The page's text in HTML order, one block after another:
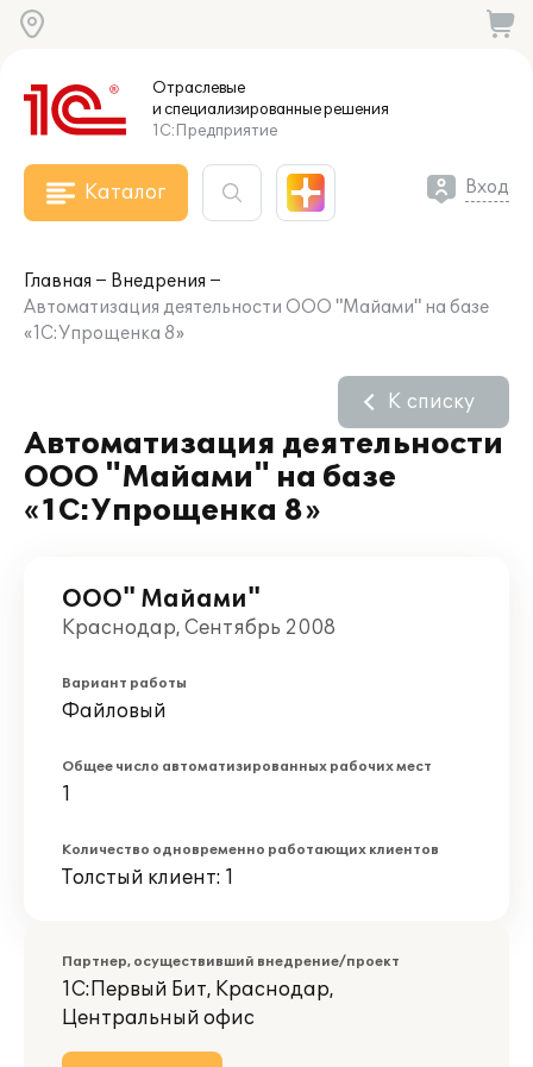
Отраслевые
и специализированныерешения
1С:Предприятие
Каталог Вход
Главная
Внедрения
Автоматизация деятельности ООО "Майами" на базе
«1С:Упрощенка 8»
Автоматизация деятельности
ООО "Майами" на базе
«1С:Упрощенка 8»
К списку
ООО" Майами"
Краснодар, Сентябрь 2008
Вариант работы
Файловый
Общее число автоматизированных рабочих мест
1
Количество одновременно работающих клиентов
Толстый клиент: 1
Партнер, осуществивший внедрение/проект
1С:Первый Бит, Краснодар,
Центральный офис